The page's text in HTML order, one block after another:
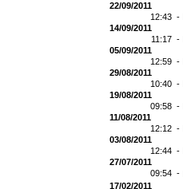
22/09/2011
12:43 -
14/09/2011
11:17 -
05/09/2011
12:59 -
29/08/2011
10:40 -
19/08/2011
09:58 -
11/08/2011
12:12 -
03/08/2011
12:44 -
27/07/2011
09:54 -
17/02/2011